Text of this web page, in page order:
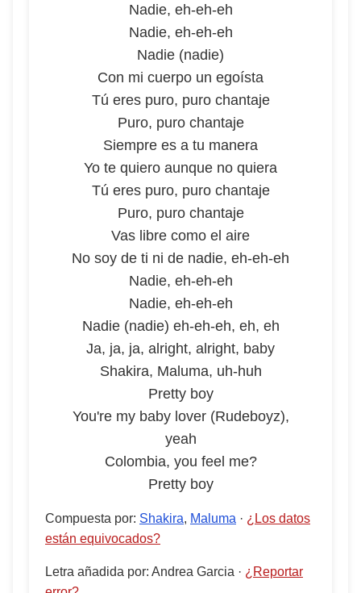
Nadie, eh-eh-eh
Nadie, eh-eh-eh
Nadie (nadie)
Con mi cuerpo un egoísta
Tú eres puro, puro chantaje
Puro, puro chantaje
Siempre es a tu manera
Yo te quiero aunque no quiera
Tú eres puro, puro chantaje
Puro, puro chantaje
Vas libre como el aire
No soy de ti ni de nadie, eh-eh-eh
Nadie, eh-eh-eh
Nadie, eh-eh-eh
Nadie (nadie) eh-eh-eh, eh, eh
Ja, ja, ja, alright, alright, baby
Shakira, Maluma, uh-huh
Pretty boy
You're my baby lover (Rudeboyz),
yeah
Colombia, you feel me?
Pretty boy
Compuesta por: Shakira, Maluma · ¿Los datos
están equivocados?
Letra añadida por: Andrea Garcia · ¿Reportar